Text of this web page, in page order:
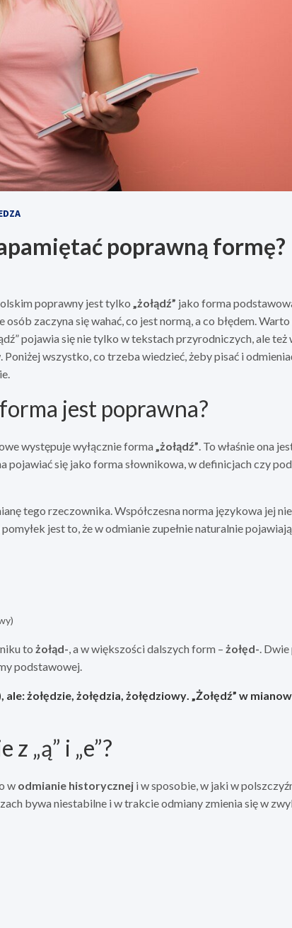
poprawną formę?
poprawny jest tylko „żołądź” jako forma
osób zaczyna się wahać, co jest normą, a co błędem.
pojawia się nie tylko w tekstach przyrodniczych, ale też
wszystko, co trzeba wiedzieć, żeby pisać i
jest poprawna?
występuje wyłącznie forma„żołądź”. To właśnie ona
się jako forma słownikowa, w definicjach czy
tego rzeczownika. Współczesna norma językowa jej nie
jest to, że w odmianie zupełnie naturalnie
to żołąd-, a w większości dalszych form – żołęd-.
podstawowej.
ale:żołędzie, żołędzia, żołędziowy. „Żołędź” w
„ą” i „e”?
w odmianie historycznej i w sposobie, w jaki w
bywa niestabilne i w trakcie odmiany zmienia się w